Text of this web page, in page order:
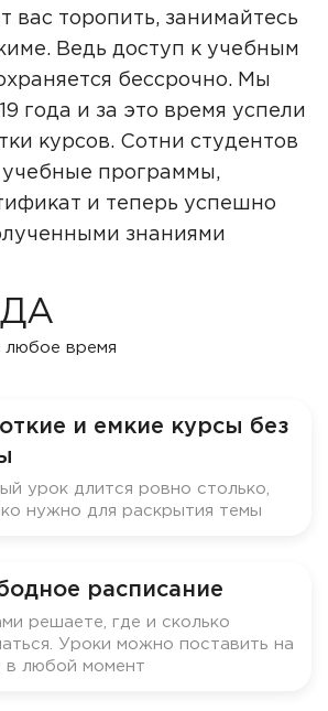
вас торопить, занимайтесь
Ведь доступ к учебным
бессрочно. Мы
года и за это время успели
курсов. Сотни студентов
программы,
и теперь успешно
знаниями
любое время
и емкие курсы без
урок длится ровно столько,
нужно для раскрытия темы
расписание
решаете, где и сколько
Уроки можно поставить на
в любой момент